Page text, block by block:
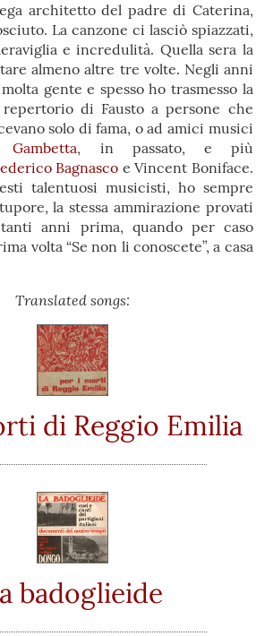
architetto del padre di Caterina,
La canzone ci lasciò spiazzati,
e incredulità. Quella sera la
almeno altre tre volte. Negli anni
gente e spesso ho trasmesso la
di Fausto a persone che
solo di fama, o ad amici musici
, in passato, e più
Bagnasco e Vincent Boniface.
talentuosi musicisti, ho sempre
la stessa ammirazione provati
tanti anni prima, quando per caso
volta “Se non li conoscete”, a casa
Translated songs:
di Reggio Emilia
badoglieide